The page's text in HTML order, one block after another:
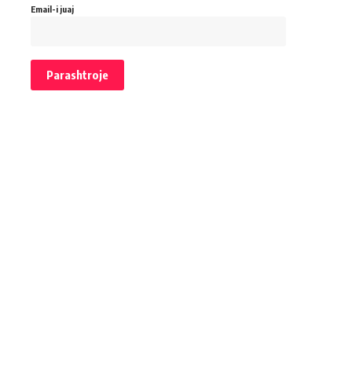
Email-i juaj